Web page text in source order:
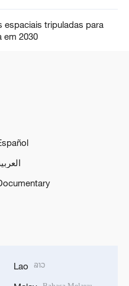
espaciais tripuladas para
em 2030
Lao ລາວ